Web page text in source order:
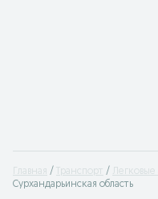
Главная Транспорт Легковые
Сурхандарьинская область